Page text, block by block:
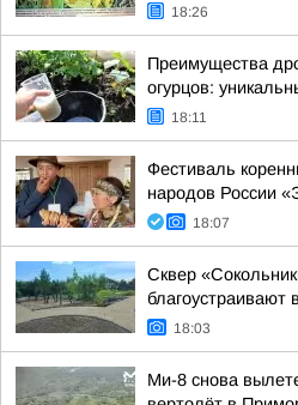
18:26
Преимущества
огурцов:
18:11
Фестиваль
народов России
18:07
Сквер
благоустраивают
18:03
Ми-8 снова